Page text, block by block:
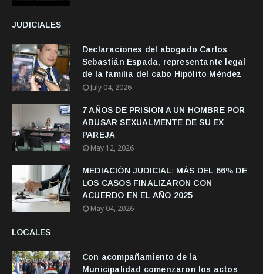
JUDICIALES
Declaraciones del abogado Carlos
Sebastián Espada, representante legal
de la familia del cabo Hipólito Méndez
July 04, 2026
7 AÑOS DE PRISION A UN HOMBRE POR
ABUSAR SEXUALMENTE DE SU EX
PAREJA
May 12, 2026
MEDIACIÓN JUDICIAL: MÁS DEL 66% DE
LOS CASOS FINALIZARON CON
ACUERDO EN EL AÑO 2025
May 04, 2026
LOCALES
Con acompañamiento de la
Municipalidad comenzaron los actos